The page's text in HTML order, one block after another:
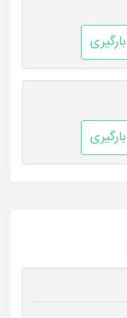
بارگیری
بارگیری